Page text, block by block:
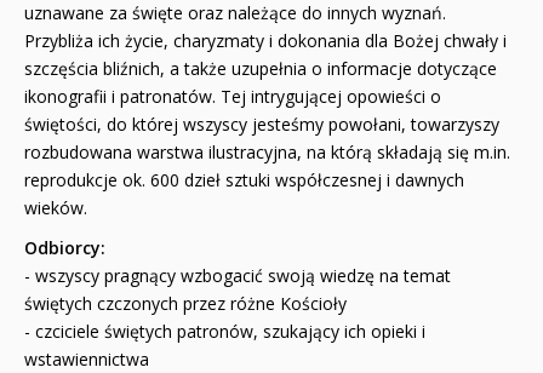
uznawane za święte oraz należące do innych wyznań.
Przybliża ich życie, charyzmaty i dokonania dla Bożej chwały i
szczęścia bliźnich, a także uzupełnia o informacje dotyczące
ikonografii i patronatów. Tej intrygującej opowieści o
świętości, do której wszyscy jesteśmy powołani, towarzyszy
rozbudowana warstwa ilustracyjna, na którą składają się m.in.
reprodukcje ok. 600 dzieł sztuki współczesnej i dawnych
wieków.
Odbiorcy:
- wszyscy pragnący wzbogacić swoją wiedzę na temat
świętych czczonych przez różne Kościoły
- czciciele świętych patronów, szukający ich opieki i
wstawiennictwa